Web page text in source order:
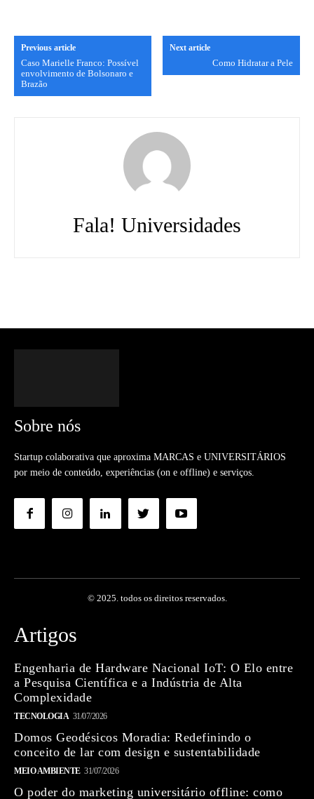
Previous article
Caso Marielle Franco: Possível
envolvimento de Bolsonaro e
Brazão
Next article
Como Hidratar a Pele
Fala! Universidades
Sobre nós
Startup colaborativa que aproxima MARCAS e UNIVERSITÁRIOS
por meio de conteúdo, experiências (on e offline) e serviços.
© 2025. todos os direitos reservados.
Artigos
Engenharia de Hardware Nacional IoT: O Elo entre
a Pesquisa Científica e a Indústria de Alta
Complexidade
TECNOLOGIA 31/07/2026
Domos Geodésicos Moradia: Redefinindo o
conceito de lar com design e sustentabilidade
MEIO AMBIENTE 31/07/2026
O poder do marketing universitário offline: como